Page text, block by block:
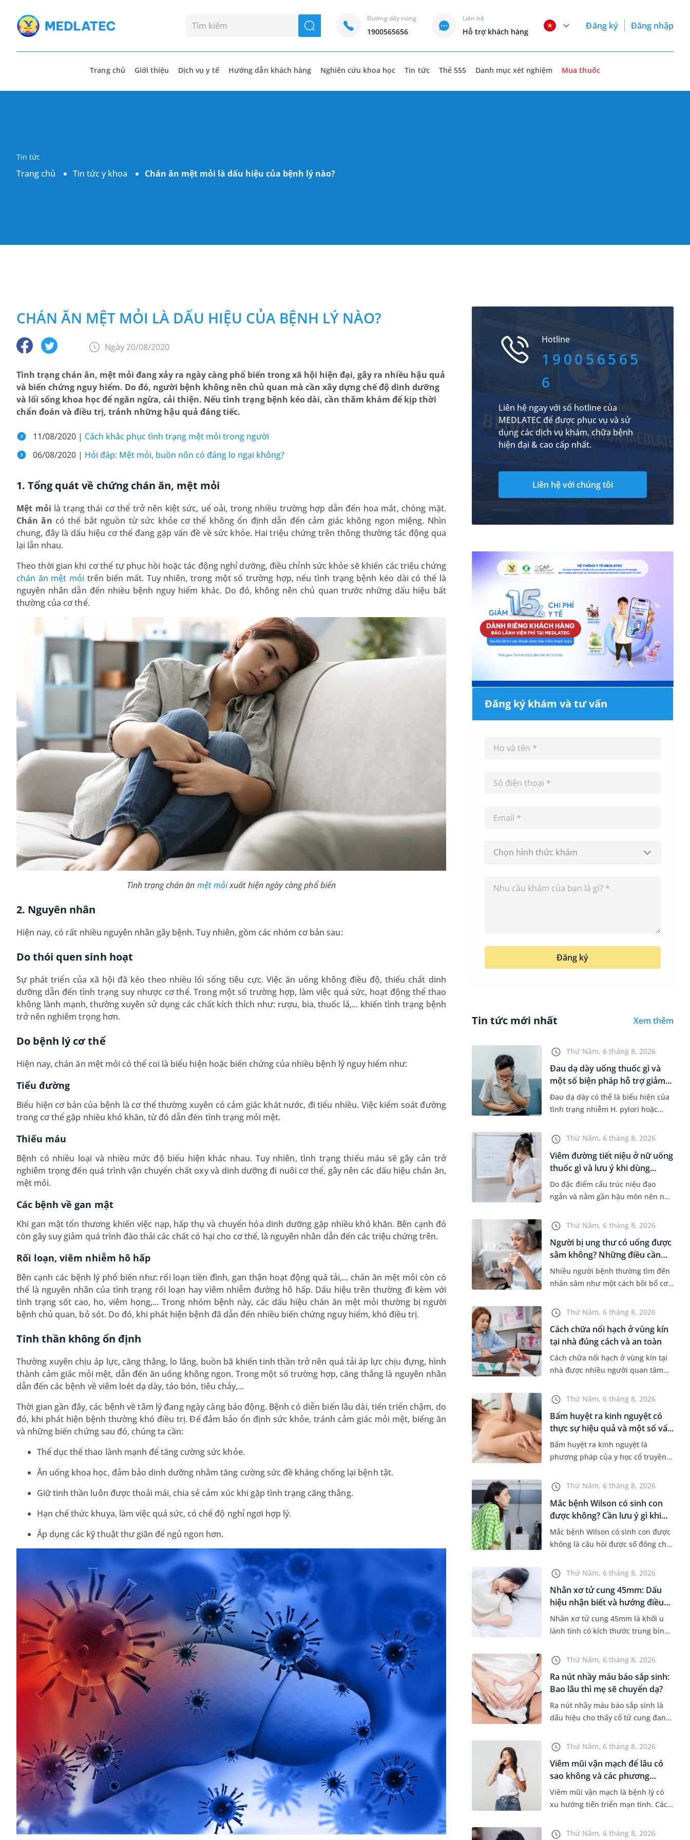
seach
Đường dây nóng
1900565656
Liên hệ
Hỗ trợ khách hàng
Đăng ký Đăng nhập
Trang chủ Giới thiệu Dịch vụ y tế Hướng dẫn khách hàng Nghiên cứu khoa học Tin tức Thẻ 555 Danh mục xét nghiệm Mua thuốc
Tin tức
Trang chủ Tin tức y khoa Chán ăn mệt mỏi là dấu hiệu của bệnh lý nào?
CHÁN ĂN MỆT MỎI LÀ DẤU HIỆU CỦA BỆNH LÝ NÀO?
Ngày 20/08/2020
Tình trạng chán ăn, mệt mỏi đang xảy ra ngày càng phổ biến trong xã hội hiện đại, gây ra nhiều hậu quả
và biến chứng nguy hiểm. Do đó, người bệnh không nên chủ quan mà cần xây dựng chế độ dinh dưỡng
và lối sống khoa học để ngăn ngừa, cải thiện. Nếu tình trạng bệnh kéo dài, cần thăm khám để kịp thời
chẩn đoán và điều trị, tránh những hậu quả đáng tiếc.
11/08/2020 | Cách khắc phục tình trạng mệt mỏi trong người
06/08/2020 | Hỏi đáp: Mệt mỏi, buồn nôn có đáng lo ngại không?
1. Tổng quát về chứng chán ăn, mệt mỏi
Mệt mỏi là trạng thái cơ thể trở nên kiệt sức, uể oải, trong nhiều trường hợp dẫn đến hoa mắt, chóng mặt.
Chán ăn có thể bắt nguồn từ sức khỏe cơ thể không ổn định dẫn đến cảm giác không ngon miệng. Nhìn
chung, đây là dấu hiệu cơ thể đang gặp vấn đề về sức khỏe. Hai triệu chứng trên thông thường tác động qua
lại lẫn nhau.
Theo thời gian khi cơ thể tự phục hồi hoặc tác động nghỉ dưỡng, điều chỉnh sức khỏe sẽ khiến các triệu chứng
chán ăn mệt mỏi trên biến mất. Tuy nhiên, trong một số trường hợp, nếu tình trạng bệnh kéo dài có thể là
nguyên nhân dẫn đến nhiều bệnh nguy hiểm khác. Do đó, không nên chủ quan trước những dấu hiệu bất
thường của cơ thể.
Tình trạng chán ăn mệt mỏixuất hiện ngày càng phổ biến
2. Nguyên nhân
Hiện nay, có rất nhiều nguyên nhân gây bệnh. Tuy nhiên, gồm các nhóm cơ bản sau:
Do thói quen sinh hoạt
Sự phát triển của xã hội đã kéo theo nhiều lối sống tiêu cực. Việc ăn uống không điều độ, thiếu chất dinh
dưỡng dẫn đến tình trạng suy nhược cơ thể. Trong một số trường hợp, làm việc quá sức, hoạt động thể thao
không lành mạnh, thường xuyên sử dụng các chất kích thích như: rượu, bia, thuốc lá,... khiến tình trạng bệnh
trở nên nghiêm trọng hơn.
Do bệnh lý cơ thể
Hiện nay, chán ăn mệt mỏi có thể coi là biểu hiện hoặc biến chứng của nhiều bệnh lý nguy hiểm như:
Tiểu đường
Biểu hiện cơ bản của bệnh là cơ thể thường xuyên có cảm giác khát nước, đi tiểu nhiều. Việc kiểm soát đường
trong cơ thể gặp nhiều khó khăn, từ đó dẫn đến tình trạng mỏi mệt.
Thiếu máu
Bệnh có nhiều loại và nhiều mức độ biểu hiện khác nhau. Tuy nhiên, tình trạng thiếu máu sẽ gây cản trở
nghiêm trọng đến quá trình vận chuyển chất oxy và dinh dưỡng đi nuôi cơ thể, gây nên các dấu hiệu chán ăn,
mệt mỏi.
Các bệnh về gan mật
Khi gan mật tổn thương khiến việc nạp, hấp thụ và chuyển hóa dinh dưỡng gặp nhiều khó khăn. Bên cạnh đó
còn gây suy giảm quá trình đào thải các chất có hại cho cơ thể, là nguyên nhân dẫn đến các triệu chứng trên.
Rối loạn, viêm nhiễm hô hấp
Bên cạnh các bệnh lý phổ biến như: rối loạn tiền đình, gan thận hoạt động quá tải,... chán ăn mệt mỏi còn có
thể là nguyên nhân của tình trạng rối loạn hay viêm nhiễm đường hô hấp. Dấu hiệu trên thường đi kèm với
tình trạng sốt cao, ho, viêm họng,... Trong nhóm bệnh này, các dấu hiệu chán ăn mệt mỏi thường bị người
bệnh chủ quan, bỏ sót. Do đó, khi phát hiện bệnh đã dẫn đến nhiều biến chứng nguy hiểm, khó điều trị.
Tinh thần không ổn định
Thường xuyên chịu áp lực, căng thẳng, lo lắng, buồn bã khiến tinh thần trở nên quá tải áp lực chịu đựng, hình
thành cảm giác mỏi mệt, dẫn đến ăn uống không ngon. Trong một số trường hợp, căng thẳng là nguyên nhân
dẫn đến các bệnh về viêm loét dạ dày, táo bón, tiêu chảy,...
Thời gian gần đây, các bệnh về tâm lý đang ngày càng báo động. Bệnh có diễn biến lâu dài, tiến triển chậm, do
đó, khi phát hiện bệnh thường khó điều trị. Để đảm bảo ổn định sức khỏe, tránh cảm giác mỏi mệt, biếng ăn
và những biến chứng sau đó, chúng ta cần:
Thể dục thể thao lành mạnh để tăng cường sức khỏe.
Ăn uống khoa học, đảm bảo dinh dưỡng nhằm tăng cường sức đề kháng chống lại bệnh tật.
Giữ tinh thần luôn được thoải mái, chia sẻ cảm xúc khi gặp tình trạng căng thẳng.
Hạn chế thức khuya, làm việc quá sức, có chế độ nghỉ ngơi hợp lý.
Áp dụng các kỹ thuật thư giãn để ngủ ngon hơn.
Hotline
190056565
6
Liên hệ ngay với số hotline của
MEDLATEC để được phục vụ và sử
dụng các dịch vụ khám, chữa bệnh
hiện đại & cao cấp nhất.
Liên hệ với chúng tôi
Đăng ký khám và tư vấn
Chọn hình thức khám
Đăng ký
Tin tức mới nhất Xem thêm
Thứ Năm, 6 tháng 8, 2026
Đau dạ dày uống thuốc gì và
một số biện pháp hỗ trợ giảm...
Đau dạ dày có thể là biểu hiện của
tình trạng nhiễm H. pylori hoặc
Dựa theo nguyên nhân cụ thể, bác
sĩ sẽ cân nhắc chỉ định p...
Thứ Năm, 6 tháng 8, 2026
Viêm đường tiết niệu ở nữ uống
thuốc gì và lưu ý khi dùng...
Do đặc điểm cấu trúc niệu đạo
ngắn và nằm gần hậu môn nên nữ
niệu hơn nam giới. Tùy theo
nguyên nhân, mức độ nhiễm trùng
và...
Thứ Năm, 6 tháng 8, 2026
Người bị ung thư có uống được
sâm không? Những điều cần
b...
Nhiều người bệnh thường tìm đến
nhân sâm như một cách bồi bổ cơ
thư. Tuy nhiên, câu hỏi người bị
ung thư có uống được sâm kh...
Thứ Năm, 6 tháng 8, 2026
Cách chữa nổi hạch ở vùng kín
tại nhà đúng cách và an toàn
Cách chữa nổi hạch ở vùng kín tại
nhà được nhiều người quan tâm
bẹn hoặc cơ quan sinh dục. Nếu
hạch mới xuất hiện, kích th...
Thứ Năm, 6 tháng 8, 2026
Bấm huyệt ra kinh nguyệt có
thực sự hiệu quả và một số vấ...
Bấm huyệt ra kinh nguyệt là
phương pháp của y học cổ truyền
gặp tình trạng chậm kinh hoặc kinh
nguyệt không đều. Vậy phương
ph...
Thứ Năm, 6 tháng 8, 2026
Mắc bệnh Wilson có sinh con
được không? Cần lưu ý gì khi...
Mắc bệnh Wilson có sinh con được
không là câu hỏi được số đông chị
tâm. Trên thực tế, người mắc bệnh
Wilson vẫn có thể mang th...
Thứ Năm, 6 tháng 8, 2026
Nhân xơ tử cung 45mm: Dấu
hiệu nhận biết và hướng điều
tr...
Nhân xơ tử cung 45mm là khối u
lành tính có kích thước trung bình,
sinh sản. Mặc dù không phải
trường hợp nào cũng xuất hiệ...
Thứ Năm, 6 tháng 8, 2026
Ra nút nhầy máu báo sắp sinh:
Bao lâu thì mẹ sẽ chuyển dạ?
Ra nút nhầy máu báo sắp sinh là
dấu hiệu cho thấy cổ tử cung đang
trình sinh nở. Thế nhưng, khoảng
thời gian từ lúc xuất hiện nút...
Thứ Năm, 6 tháng 8, 2026
Viêm mũi vận mạch để lâu có
sao không và các phương
pháp...
Viêm mũi vận mạch là bệnh lý có
xu hướng tiến triển mạn tính. Các
nước mũi thường xuyên khiến
Thứ Năm, 6 tháng 8, 2026